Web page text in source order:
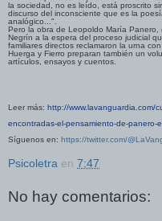
la sociedad, no es leído, está proscrito
discurso del inconsciente que es la
analógico...".
Pero la obra de Leopoldo María
Negrín a la espera del proceso judicial
familiares directos reclamaron la urna
Huerga y Fierro preparan también un
artículos, ensayos y cuentos.
Leer más: http://www.lavanguardia.com/
encontradas-el-pensamiento-de-panero-
Síguenos en: https://twitter.com/
Psicoletra en 7:47
No hay comentarios: